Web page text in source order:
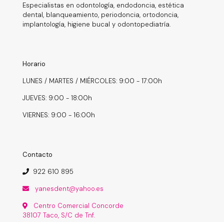
Especialistas en odontología, endodoncia, estética
dental, blanqueamiento, periodoncia, ortodoncia,
implantología, higiene bucal y odontopediatría.
Horario
LUNES / MARTES / MIÉRCOLES: 9:00 - 17:00h
JUEVES: 9:00 - 18:00h
VIERNES: 9:00 - 16:00h
Contacto
922 610 895
yanesdent@yahoo.es
Centro Comercial Concorde
38107 Taco, S/C de Tnf.